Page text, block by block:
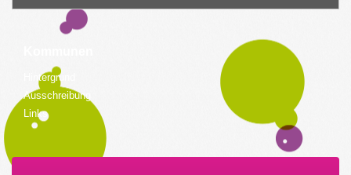
Hintergrund
Ausschreibung
Links